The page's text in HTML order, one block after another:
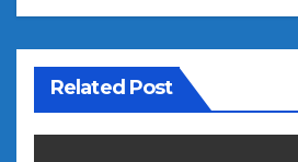
p
o
s
Related Post